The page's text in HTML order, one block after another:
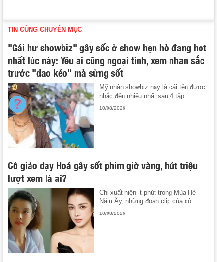
TIN CÙNG CHUYÊN MỤC
"Gái hư showbiz" gây sốc ở show hẹn hò đang hot
nhất lúc này: Yêu ai cũng ngoại tình, xem nhan sắc
trước "dao kéo" mà sửng sốt
Mỹ nhân showbiz này là cái tên được
nhắc đến nhiều nhất sau 4 tập ...
10/08/2026
Cô giáo dạy Hoá gây sốt phim giờ vàng, hút triệu
lượt xem là ai?
Chỉ xuất hiện ít phút trong Mùa Hè
Năm Ấy, những đoạn clip của cô ...
10/08/2026